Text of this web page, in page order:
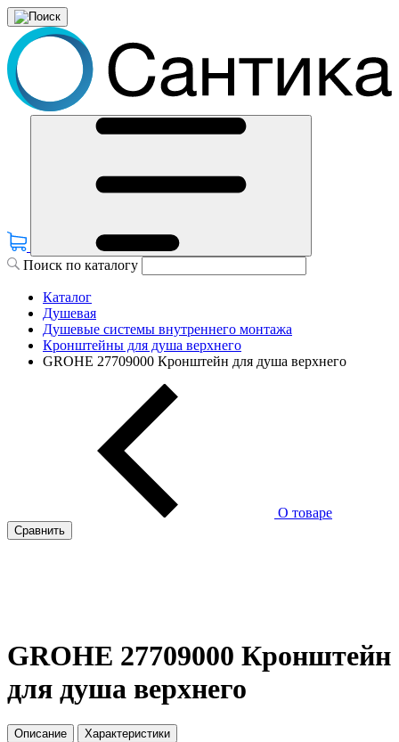
Поиск по каталогу
Каталог
Душевая
Душевые системы внутреннего монтажа
Кронштейны для душа верхнего
GROHE 27709000 Кронштейн для душа верхнего
О товаре
Сравнить
GROHE 27709000 Кронштейн
для душа верхнего
Описание Характеристики